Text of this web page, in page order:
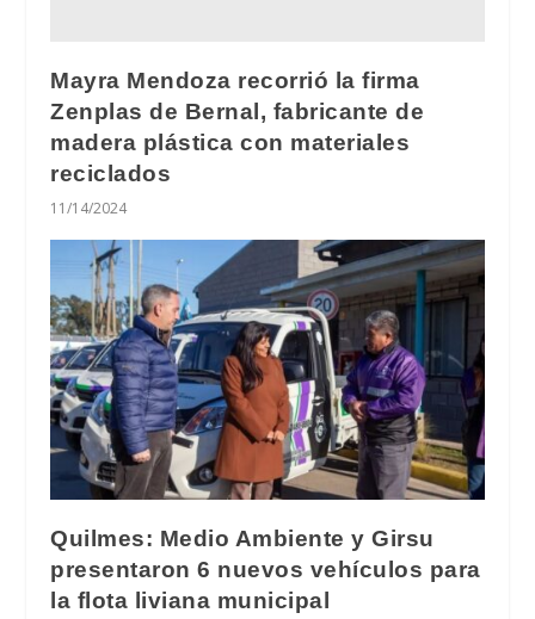
Mayra Mendoza recorrió la firma
Zenplas de Bernal, fabricante de
madera plástica con materiales
reciclados
11/14/2024
Quilmes: Medio Ambiente y Girsu
presentaron 6 nuevos vehículos para
la flota liviana municipal